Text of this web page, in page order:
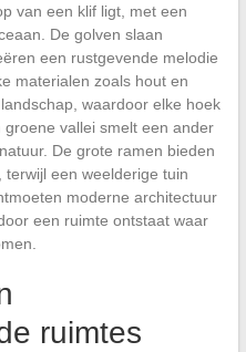
van een klif ligt, met een
De golven slaan
een rustgevende melodie
materialen zoals hout en
waardoor elke hoek
vallei smelt een ander
De grote ramen bieden
een weelderige tuin
moderne architectuur
een ruimte ontstaat waar
ruimtes